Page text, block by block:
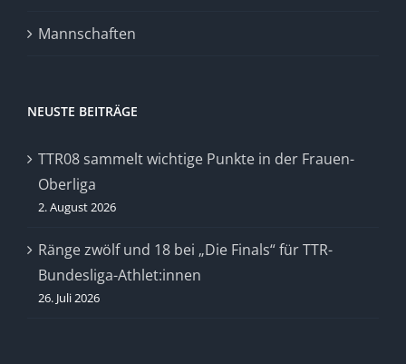
Mannschaften
NEUSTE BEITRÄGE
TTR08 sammelt wichtige Punkte in der Frauen-
Oberliga
2. August 2026
Ränge zwölf und 18 bei „Die Finals“ für TTR-
Bundesliga-Athlet:innen
26. Juli 2026